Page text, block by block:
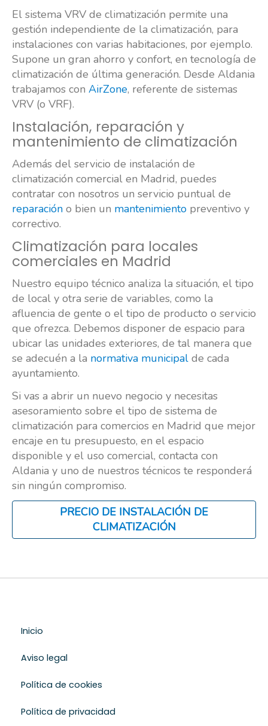
El sistema VRV de climatización permite una
gestión independiente de la climatización, para
instalaciones con varias habitaciones, por ejemplo.
Supone un gran ahorro y confort, en tecnología de
climatización de última generación. Desde Aldania
trabajamos con AirZone, referente de sistemas
VRV (o VRF).
Instalación, reparación y
mantenimiento de climatización
Además del servicio de instalación de
climatización comercial en Madrid, puedes
contratar con nosotros un servicio puntual de
reparación o bien un mantenimiento preventivo y
correctivo.
Climatización para locales
comerciales en Madrid
Nuestro equipo técnico analiza la situación, el tipo
de local y otra serie de variables, como la
afluencia de gente o el tipo de producto o servicio
que ofrezca. Debemos disponer de espacio para
ubicar las unidades exteriores, de tal manera que
se adecuén a la normativa municipal de cada
ayuntamiento.
Si vas a abrir un nuevo negocio y necesitas
asesoramiento sobre el tipo de sistema de
climatización para comercios en Madrid que mejor
encaje en tu presupuesto, en el espacio
disponible y el uso comercial, contacta con
Aldania y uno de nuestros técnicos te responderá
sin ningún compromiso.
PRECIO DE INSTALACIÓN DE
CLIMATIZACIÓN
Inicio
Aviso legal
Política de cookies
Política de privacidad